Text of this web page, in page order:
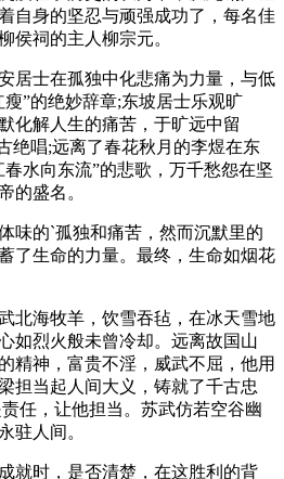
自身的坚忍与顽强成功了，每名佳
侯祠的主人柳宗元。
居士在孤独中化悲痛为力量，与低
”的绝妙辞章;东坡居士乐观旷
化解人生的痛苦，于旷远中留
绝唱;远离了春花秋月的李煜在东
水向东流”的悲歌，万千愁怨在坚
的盛名。
味的`孤独和痛苦，然而沉默里的
了生命的力量。最终，生命如烟花
北海牧羊，饮雪吞毡，在冰天雪地
如烈火般未曾冷却。远离故国山
精神，富贵不淫，威武不屈，他用
担当起人间大义，铸就了千古忠
任，让他担当。苏武仿若空谷幽
驻人间。
就时，是否清楚，在这胜利的背